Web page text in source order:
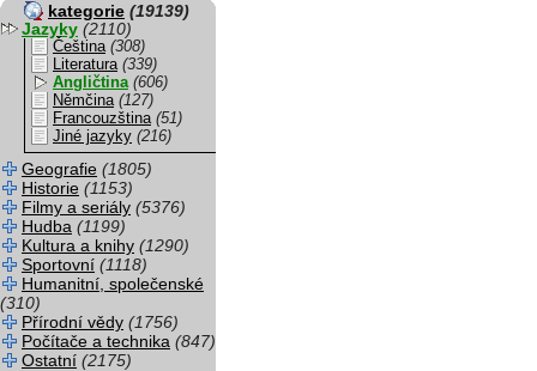
kategorie (19139)
Jazyky (2110)
Čeština (308)
Literatura (339)
Angličtina (606)
Němčina (127)
Francouzština (51)
Jiné jazyky (216)
Geografie (1805)
Historie (1153)
Filmy a seriály (5376)
Hudba (1199)
Kultura a knihy (1290)
Sportovní (1118)
Humanitní, společenské
(310)
Přírodní vědy (1756)
Počítače a technika (847)
Ostatní (2175)